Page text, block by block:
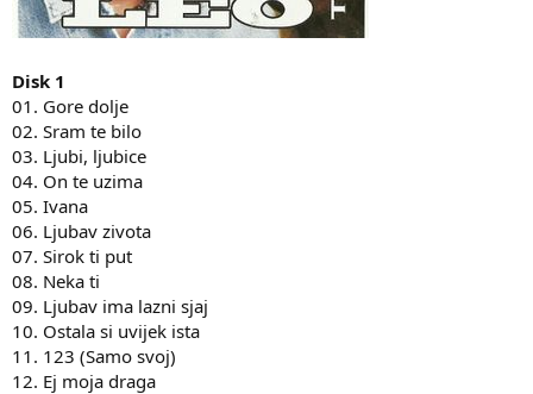
Disk 1
01. Gore dolje
02. Sram te bilo
03. Ljubi, ljubice
04. On te uzima
05. Ivana
06. Ljubav zivota
07. Sirok ti put
08. Neka ti
09. Ljubav ima lazni sjaj
10. Ostala si uvijek ista
11. 123 (Samo svoj)
12. Ej moja draga